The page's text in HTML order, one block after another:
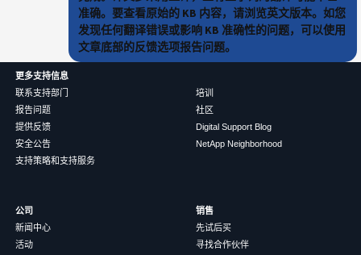
准确。要查看原始的 KB 内容，请浏览英文版本。如您
发现任何翻译错误或影响 KB 准确性的问题，可以使用
文章底部的反馈选项报告问题。
更多支持信息
联系支持部门
报告问题
提供反馈
安全公告
支持策略和支持服务
培训
社区
Digital Support Blog
NetApp Neighborhood
公司
新闻中心
活动
销售
先试后买
寻找合作伙伴